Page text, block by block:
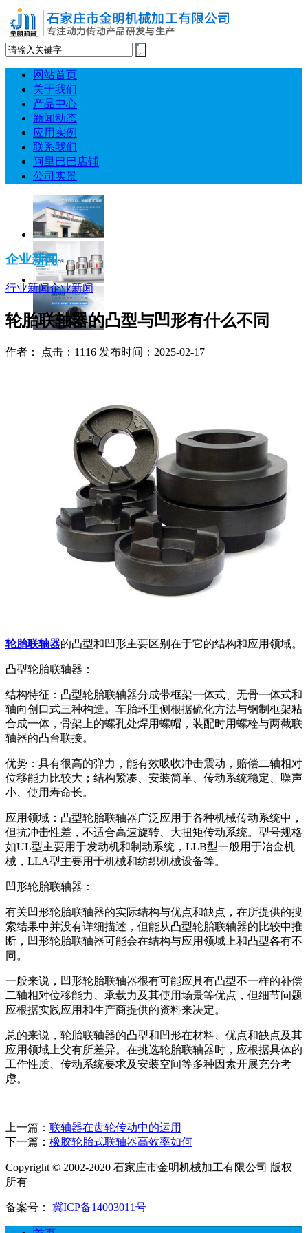
网站首页
关于我们
产品中心
新闻动态
应用实例
联系我们
阿里巴巴店铺
公司实景
企业新闻
行业新闻企业新闻
轮胎联轴器的凸型与凹形有什么不同
作者： 点击：1116 发布时间：2025-02-17
轮胎联轴器的凸型和凹形主要区别在于它的结构和应用领域。
凸型轮胎联轴器：
结构特征：凸型轮胎联轴器分成带框架一体式、无骨一体式和
轴向创口式三种构造。车胎环里侧根据硫化方法与钢制框架粘
合成一体，骨架上的螺孔处焊用螺帽，装配时用螺栓与两截联
轴器的凸台联接。
优势：具有很高的弹力，能有效吸收冲击震动，赔偿二轴相对
位移能力比较大；结构紧凑、安装简单、传动系统稳定、噪声
小、使用寿命长。
应用领域：凸型轮胎联轴器广泛应用于各种机械传动系统中，
但抗冲击性差，不适合高速旋转、大扭矩传动系统。型号规格
如UL型主要用于发动机和制动系统，LLB型一般用于冶金机
械，LLA型主要用于机械和纺织机械设备等。
凹形轮胎联轴器：
有关凹形轮胎联轴器的实际结构与优点和缺点，在所提供的搜
索结果中并没有详细描述，但能从凸型轮胎联轴器的比较中推
断，凹形轮胎联轴器可能会在结构与应用领域上和凸型各有不
同。
一般来说，凹形轮胎联轴器很有可能应具有凸型不一样的补偿
二轴相对位移能力、承载力及其使用场景等优点，但细节问题
应根据实践应用和生产商提供的资料来决定。
总的来说，轮胎联轴器的凸型和凹形在材料、优点和缺点及其
应用领域上父有所差异。在挑选轮胎联轴器时，应根据具体的
工作性质、传动系统要求及安装空间等多种因素开展充分考
虑。
上一篇： 联轴器在齿轮传动中的运用
下一篇： 橡胶轮胎式联轴器高效率如何
Copyright © 2002-2020 石家庄市金明机械加工有限公司 版权
所有
备案号： 冀ICP备14003011号